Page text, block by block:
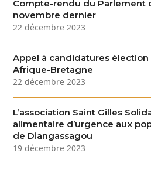
Compte-rendu du Parlement
novembre dernier
22 décembre 2023
Appel à candidatures élection
Afrique-Bretagne
22 décembre 2023
L’association Saint Gilles
alimentaire d’urgence aux
de Diangassagou
19 décembre 2023